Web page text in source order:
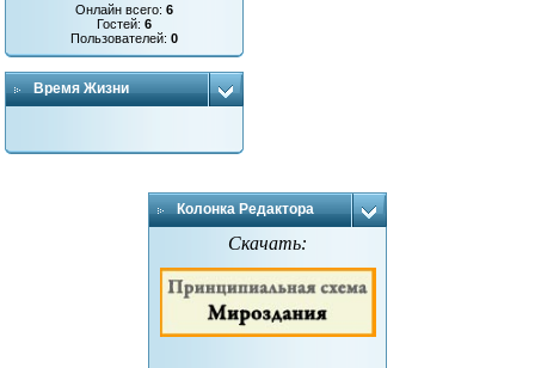
Онлайн всего:6
Гостей:6
Пользователей:0
Время Жизни
Колонка Редактора
Скачать: